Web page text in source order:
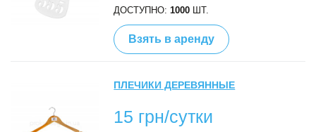
ДОСТУПНО:1000 ШТ.
Взять в аренду
ПЛЕЧИКИ ДЕРЕВЯННЫЕ
15 грн/сутки